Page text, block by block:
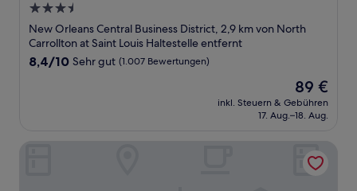
3.5-
Sterne-
Unterkunft
New Orleans Central Business District, 2,9 km von North
Carrollton at Saint Louis Haltestelle entfernt
8.4
Bewertungen)
8,4/10 Sehr gut (1.007 Bewertungen)
Der
Preis
beträgt
89 €
inkl. Steuern & Gebühren
17. Aug.–18. Aug.